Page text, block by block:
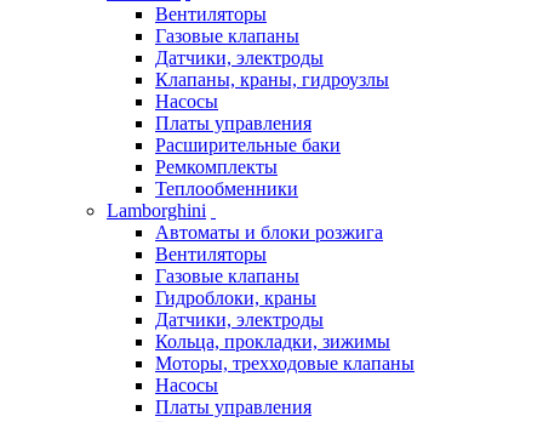
Вентиляторы
Газовые клапаны
Датчики, электроды
Клапаны, краны, гидроузлы
Насосы
Платы управления
Расширительные баки
Ремкомплекты
Теплообменники
Lamborghini
Автоматы и блоки розжига
Вентиляторы
Газовые клапаны
Гидроблоки, краны
Датчики, электроды
Кольца, прокладки, зижимы
Моторы, трехходовые клапаны
Насосы
Платы управления